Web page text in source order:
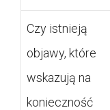
Czy istnieją
objawy, które
wskazują na
konieczność